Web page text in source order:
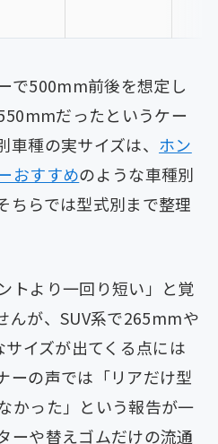
で500mm前後を想定し
だったというケー
種の実サイズは、 ホン
おすすめのような車種別
ちらでは型式別まで整理
トより一回り短い」と覚
んが、SUV系で265mmや
イズが出てくる点には
ーの声では「リアだけ型
かった」という報告が一
ーや替えゴムだけの流通